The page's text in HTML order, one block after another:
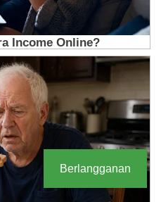
Berlangganan